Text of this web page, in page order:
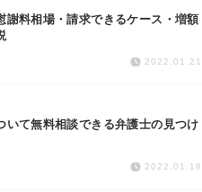
謝料相場・請求できるケース・増額
2022.01.21
いて無料相談できる弁護士の見つけ
2022.01.18